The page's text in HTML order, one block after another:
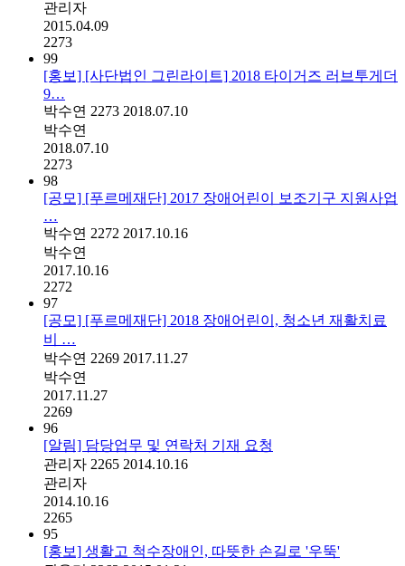
관리자
2015.04.09
2273
99
[홍보] [사단법인 그린라이트] 2018 타이거즈 러브투게더
9…
박수연 2273 2018.07.10
박수연
2018.07.10
2273
98
[공모] [푸르메재단] 2017 장애어린이 보조기구 지원사업
…
박수연 2272 2017.10.16
박수연
2017.10.16
2272
97
[공모] [푸르메재단] 2018 장애어린이, 청소년 재활치료
비 …
박수연 2269 2017.11.27
박수연
2017.11.27
2269
96
[알림] 담당업무 및 연락처 기재 요청
관리자 2265 2014.10.16
관리자
2014.10.16
2265
95
[홍보] 생활고 척수장애인, 따뜻한 손길로 '우뚝'